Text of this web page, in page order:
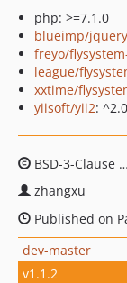
php: >=7.1.0
blueimp/
freyo/
league/
xxtime/
yiisoft/yii2:
BSD-3-Clause
zhangxu
Published on
dev-master
v1.1.2